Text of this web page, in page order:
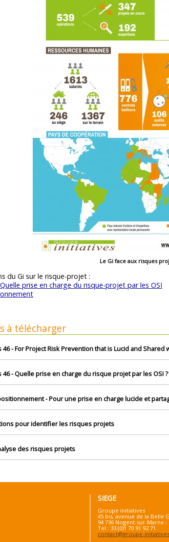
Le Gi face aux risques
du Gi sur le risque-projet :
prise en charge du risque-projet par les OSI
à télécharger
46 - For Project Risk Prevention that is Lucid and
46 - Quelle prise en charge du risque projet par les OSI ?
- Pour une prise en charge lucide et
pour identifier les risques projets
des risques projets
SIEGE
Groupe initiatives
45 bis, avenue de la Belle
94 736 Nogent-sur-Marne -
Tel : 33 (0)1 70 91 92 71
contact@groupe-